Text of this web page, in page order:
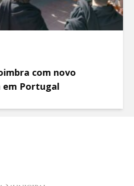
com novo
em Portugal